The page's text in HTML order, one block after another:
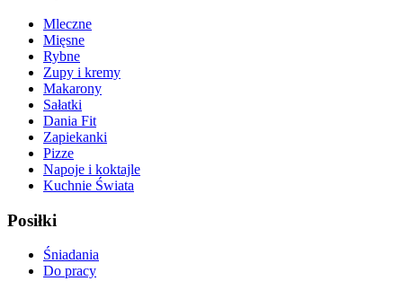
Mleczne
Mięsne
Rybne
Zupy i kremy
Makarony
Sałatki
Dania Fit
Zapiekanki
Pizze
Napoje i koktajle
Kuchnie Świata
Posiłki
Śniadania
Do pracy